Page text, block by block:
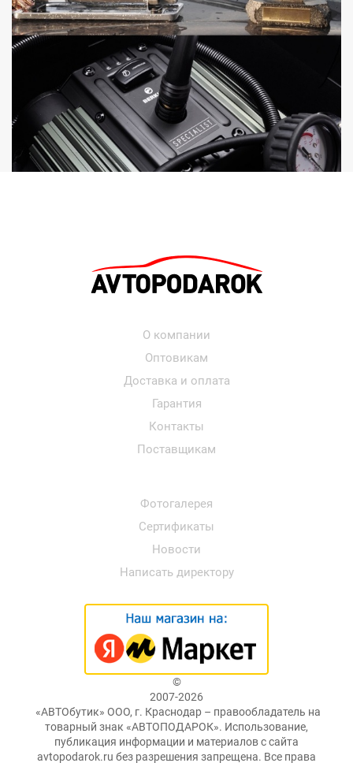
О компании
Оптовикам
Доставка и оплата
Гарантия
Контакты
Поставщикам
Фотогалерея
Сертификаты
Новости
Написать директору
©
2007-2026
«АВТОбутик» ООО, г. Краснодар – правообладатель на
товарный знак «АВТОПОДАРОК». Использование,
публикация информации и материалов с сайта
avtopodarok.ru без разрешения запрещена. Все права